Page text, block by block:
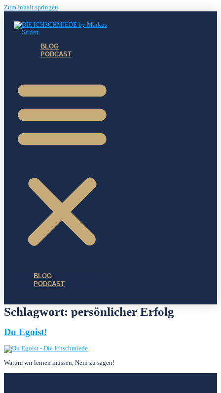
Zum Inhalt springen
BLOG
PODCAST
BLOG
PODCAST
Schlagwort: persönlicher Erfolg
Du Egoist!
Warum wir lernen müssen, Nein zu sagen!